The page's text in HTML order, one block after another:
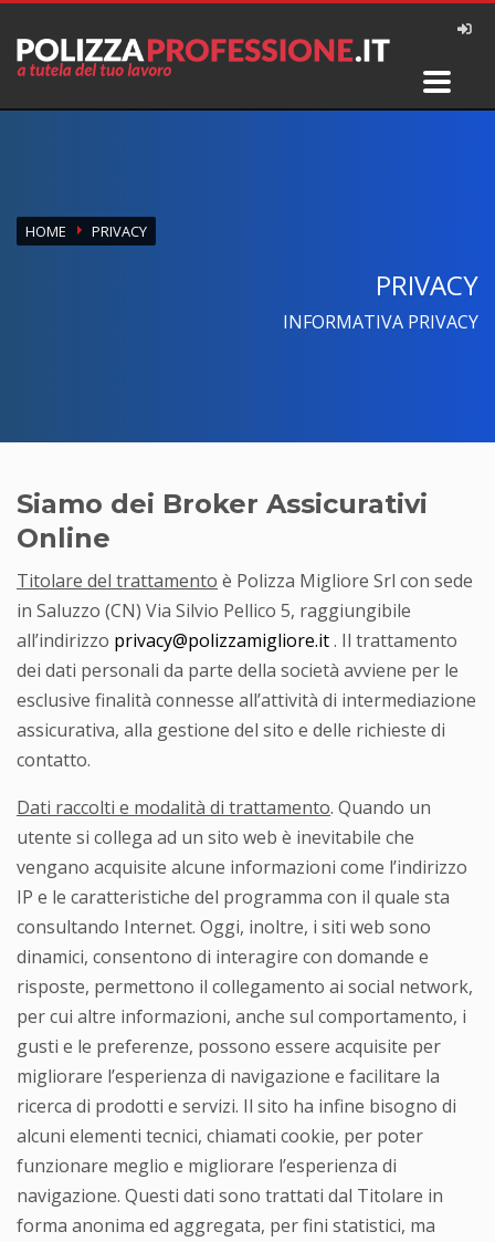
HOME PRIVACY
PRIVACY
INFORMATIVA PRIVACY
Siamo dei Broker Assicurativi
Online
Titolare del trattamento è Polizza Migliore Srl con sede
in Saluzzo (CN) Via Silvio Pellico 5, raggiungibile
all’indirizzo privacy@polizzamigliore.it. Il trattamento
dei dati personali da parte della società avviene per le
esclusive finalità connesse all’attività di intermediazione
assicurativa, alla gestione del sito e delle richieste di
contatto.
Dati raccolti e modalità di trattamento. Quando un
utente si collega ad un sito web è inevitabile che
vengano acquisite alcune informazioni come l’indirizzo
IP e le caratteristiche del programma con il quale sta
consultando Internet. Oggi, inoltre, i siti web sono
dinamici, consentono di interagire con domande e
risposte, permettono il collegamento ai social network,
per cui altre informazioni, anche sul comportamento, i
gusti e le preferenze, possono essere acquisite per
migliorare l’esperienza di navigazione e facilitare la
ricerca di prodotti e servizi. Il sito ha infine bisogno di
alcuni elementi tecnici, chiamati cookie, per poter
funzionare meglio e migliorare l’esperienza di
navigazione. Questi dati sono trattati dal Titolare in
forma anonima ed aggregata, per fini statistici, ma